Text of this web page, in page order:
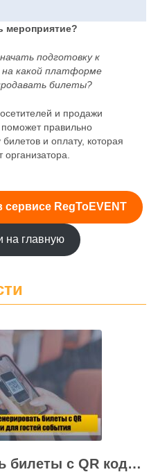
мероприятие?
подготовку к
на какой платформе
билеты?
и продажи
поможет правильно
и оплату, которая
организатора.
сервисе RegToEVENT
на главную
Как сгенерировать билеты с QR кодами для гостей события